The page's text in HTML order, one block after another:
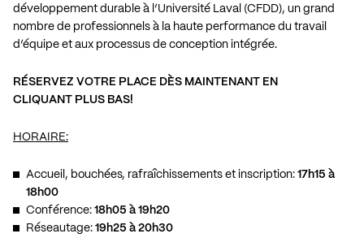
développement durable à l’Université Laval (CFDD), un grand
nombre de professionnels à la haute performance du travail
d’équipe et aux processus de conception intégrée.
RÉSERVEZ VOTRE PLACE DÈS MAINTENANT EN
CLIQUANT PLUS BAS!
HORAIRE:
Accueil, bouchées, rafraîchissements et inscription: 17h15 à
18h00
Conférence: 18h05 à 19h20
Réseautage: 19h25 à 20h30